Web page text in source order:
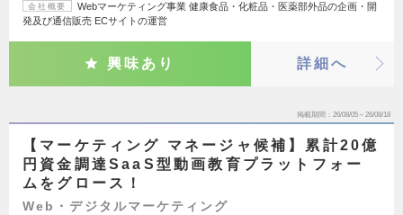
会社概要
Webマーケティング事業 健康食品・化粧品・医薬部外品の企画・開
発及び通信販売 ECサイトの運営
興味あり 詳細へ
掲載期間 26/08/05～26/08/18
【マーケティング マネージャ候補】累計20億
円資金調達SaaS型動画教育プラットフォー
ムをグロース！
Web・デジタルマーケティング